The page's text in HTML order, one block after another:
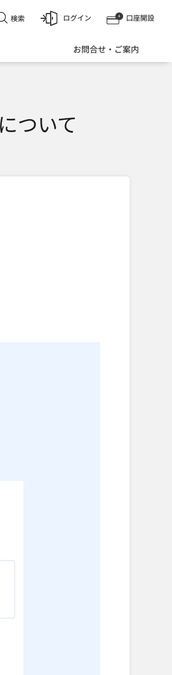
口座開設
ログイン
お問合せ・ご案内
検索
ついて